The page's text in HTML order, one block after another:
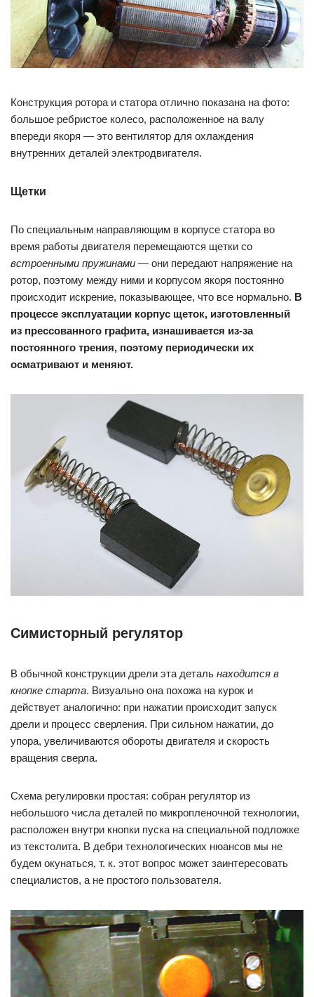
Конструкция ротора и статора отлично показана на фото:
большое ребристое колесо, расположенное на валу
впереди якоря — это вентилятор для охлаждения
внутренних деталей электродвигателя.
Щетки
По специальным направляющим в корпусе статора во
время работы двигателя перемещаются щетки со
встроенными пружинами — они передают напряжение на
ротор, поэтому между ними и корпусом якоря постоянно
происходит искрение, показывающее, что все нормально. В
процессе эксплуатации корпус щеток, изготовленный
из прессованного графита, изнашивается из-за
постоянного трения, поэтому периодически их
осматривают и меняют.
Симисторный регулятор
В обычной конструкции дрели эта деталь находится в
кнопке старта. Визуально она похожа на курок и
действует аналогично: при нажатии происходит запуск
дрели и процесс сверления. При сильном нажатии, до
упора, увеличиваются обороты двигателя и скорость
вращения сверла.
Схема регулировки простая: собран регулятор из
небольшого числа деталей по микропленочной технологии,
расположен внутри кнопки пуска на специальной подложке
из текстолита. В дебри технологических нюансов мы не
будем окунаться, т. к. этот вопрос может заинтересовать
специалистов, а не простого пользователя.